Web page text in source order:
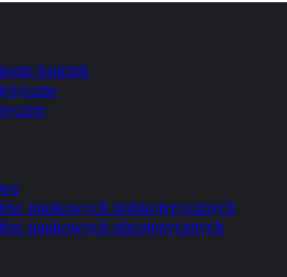
książek
naukowych polskojęzycznych
naukowych obcojęzycznych